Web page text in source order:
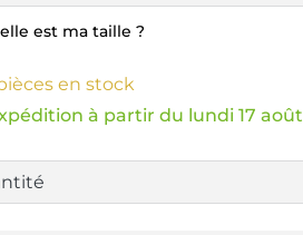
est ma taille ?
en stock
à partir du lundi 17 août